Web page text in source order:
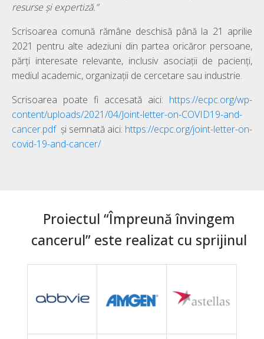
resurse și expertiză.”
Scrisoarea comună rămâne deschisă până la 21 aprilie
2021 pentru alte adeziuni din partea oricăror persoane,
părți interesate relevante, inclusiv asociații de pacienți,
mediul academic, organizații de cercetare sau industrie.
Scrisoarea poate fi accesată aici: https://ecpc.org/wp-
content/uploads/2021/04/Joint-letter-on-COVID19-and-
cancer.pdfși semnată aici: https://ecpc.org/joint-letter-on-
covid-19-and-cancer/
Proiectul “Împreună învingem
cancerul” este realizat cu sprijinul